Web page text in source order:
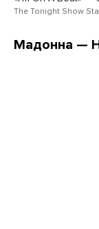
The Tonight Show
Мадонна —